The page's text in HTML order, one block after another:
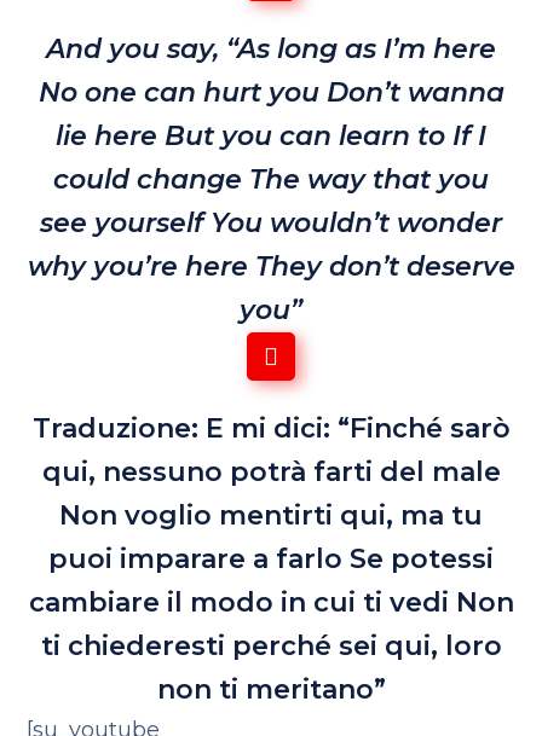
And you say, “As long as I’m here
No one can hurt you Don’t wanna
lie here But you can learn to If I
could change The way that you
see yourself You wouldn’t wonder
why you’re here They don’t deserve
you”
Traduzione: E mi dici: “Finché sarò
qui, nessuno potrà farti del male
Non voglio mentirti qui, ma tu
puoi imparare a farlo Se potessi
cambiare il modo in cui ti vedi Non
ti chiederesti perché sei qui, loro
non ti meritano”
[su_youtube